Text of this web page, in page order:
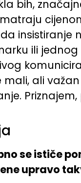
bih,
insistiranje
ili
mali, ali
se ističe
upravo